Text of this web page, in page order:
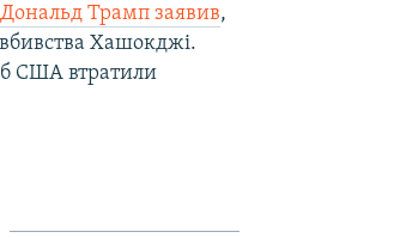
Дональд Трамп заявив,
Хашокджі.
США втратили